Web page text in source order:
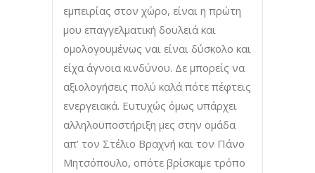
εμπειρίας στον χώρο, είναι η πρώτη
μου επαγγελματική δουλειά και
ομολογουμένως ναι είναι δύσκολο και
είχα άγνοια κινδύνου. Δε μπορείς να
αξιολογήσεις πολύ καλά πότε πέφτεις
ενεργειακά. Ευτυχώς όμως υπάρχει
αλληλοϋποστήριξη μες στην ομάδα
απ’ τον Στέλιο Βραχνή και τον Πάνο
Μητσόπουλο, οπότε βρίσκαμε τρόπο